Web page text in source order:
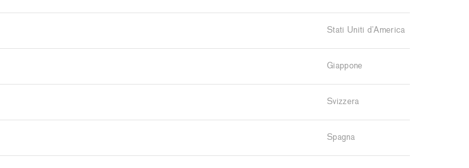
Stati Uniti d’America
Giappone
Svizzera
Spagna